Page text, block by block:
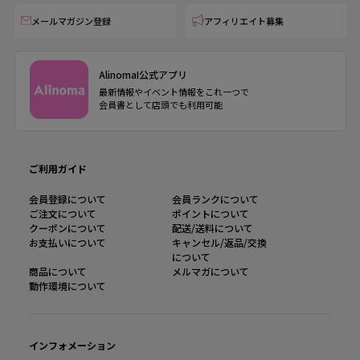
メールマガジン登録 アフィリエイト募集
AlinomaI公式アプリ
最新情報やイベント情報をこれ一つで
会員書として店頭でも利用可能
ご利用ガイド
会員登録について
会員ランクについて
ご注文について
ポイントについて
クーポンについて
配送/送料について
お支払いについて
キャンセル/返品/交換
について
商品について
メルマガについて
動作環境について
インフォメーション